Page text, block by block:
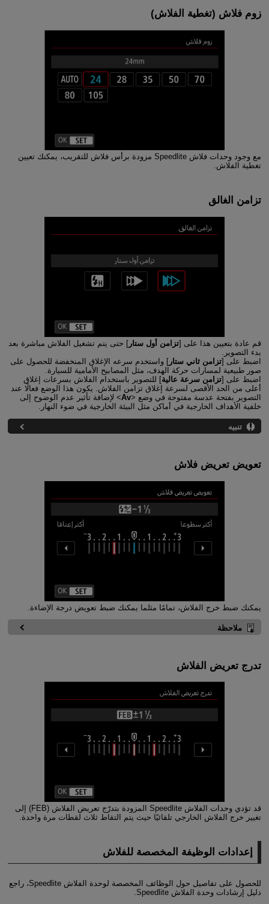
زوم فلاش (تغطية الفلاش)
مع وجود وحدات فلاش Speedlite مزودة برأس فلاش للتقريب، يمكنك تعيين
تغطية الفلاش.
تزامن الغالق
قم عادة بتعيين هذا على [تزامن أول ستار ] حتى يتم تشغيل الفلاش مباشرة بعد
بدء التصوير.
اضبط على [تزامن ثاني ستار ] واستخدم سرعه الإغلاق المنخفضة للحصول على
صور طبيعية لمسارات حركة الهدف، مثل المصابيح الأمامية للسيارة.
اضبط على [تزامن سرعة عالية] للتصوير باستخدام الفلاش بسرعات إغلاق
أعلى من الحد الأقصى لسرعة إغلاق تزامن الفلاش. يكون هذا الوضع فعالًا عند
التصوير بفتحة عدسة مفتوحة في وضع
Av لإضافة تأثير عدم الوضوح إلى
خلفية الأهداف الخارجية في أماكن مثل البيئة الخارجية في ضوء النهار.
تنبيه
تعويض تعريض فلاش
يمكنك ضبط خرج الفلاش، تمامًا مثلما يمكنك ضبط تعويض درجة الإضاءة.
ملاحظة
تدرج تعريض الفلاش
قد تؤدي وحدات الفلاش Speedlite المزودة بتدرّج تعريض الفلاش (FEB) إلى
تغيير خرج الفلاش الخارجي تلقائيًا حيث يتم التقاط ثلاث لقطات مرة واحدة.
إعدادات الوظيفة المخصصة للفلاش
للحصول على تفاصيل حول الوظائف المخصصة لوحدة الفلاش Speedlite، راجع
دليل إرشادات وحدة الفلاش Speedlite.